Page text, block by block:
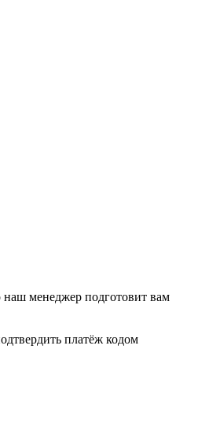
менеджер подготовит вам
платёж кодом